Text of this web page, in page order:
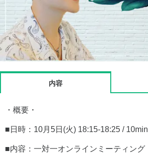
内容
・概要・
■日時：10月5日(火) 18:15-18:25 / 10min
■内容：一対一オンラインミーティング